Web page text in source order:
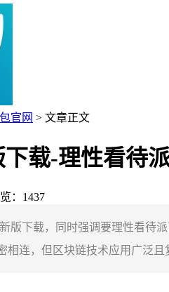
官网 > 文章正文
载-理性看待
：1437
版下载，同时强调要理性看待
相连，但区块链技术应用广泛